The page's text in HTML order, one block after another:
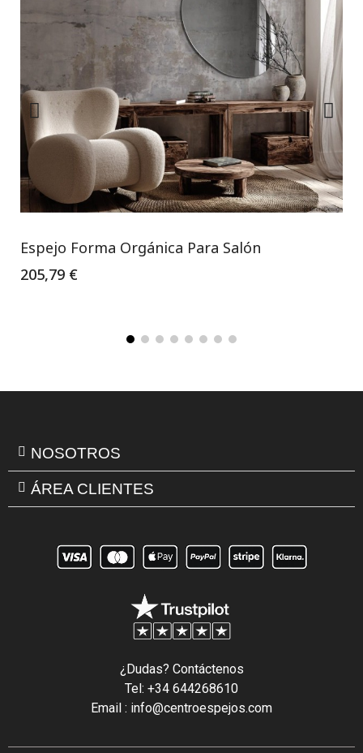
Espejo Forma Orgánica Para Salón
205,79 €
NOSOTROS
ÁREA CLIENTES
¿Dudas? Contáctenos
Tel: +34 644268610
Email : info@centroespejos.com